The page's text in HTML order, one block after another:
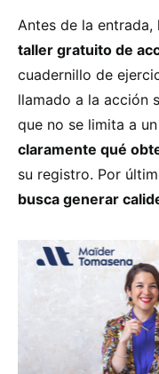
Antes de la entrada,
taller gratuito de
cuadernillo de
llamado a la acción
que no se limita a un
claramente qué
su registro. Por
busca generar